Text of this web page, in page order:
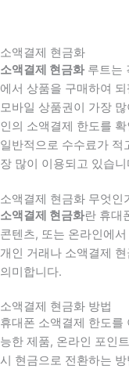
소액결제 현금화
소액결제 현금화루트는
에서 상품을 구매하여
모바일 상품권이 가장
인의 소액결제 한도를
일반적으로 수수료가
장 많이 이용되고 있습니
소액결제 현금화 무엇인
소액결제 현금화란 휴대
콘텐츠, 또는 온라인에
개인 거래나 소액결제
의미합니다.
소액결제 현금화 방법
휴대폰 소액결제 한도를
능한 제품, 온라인 포인
시 현금으로 전환하는